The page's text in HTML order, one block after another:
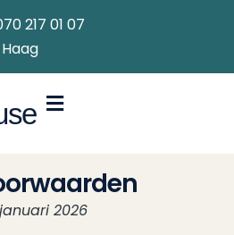
217 01 07
2026